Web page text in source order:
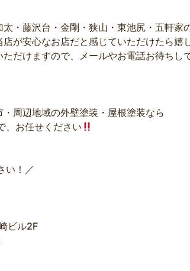
・藤沢台・金剛・狭山・東池尻・五軒家
が安心なお店だと感じていただけたら嬉
だけますので、メールやお電話お待ちし
周辺地域の外壁塗装・屋根塗装なら
、お任せください
い！／
ビル2F